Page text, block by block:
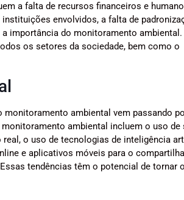
a falta de recursos financeiros e
envolvidos, a falta de
importância do monitoramento ambiental.
os setores da sociedade, bem como o
ambiental vem passando
ambiental incluem o uso de
o uso de tecnologias de inteligência
e aplicativos móveis para o
tendências têm o potencial de tornar o